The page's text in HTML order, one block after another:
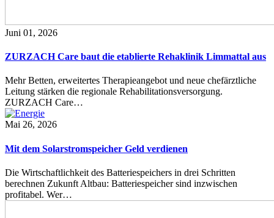
Juni 01, 2026
ZURZACH Care baut die etablierte Rehaklinik Limmattal aus
Mehr Betten, erweitertes Therapieangebot und neue chefärztliche
Leitung stärken die regionale Rehabilitationsversorgung.
ZURZACH Care…
Mai 26, 2026
Mit dem Solarstromspeicher Geld verdienen
Die Wirtschaftlichkeit des Batteriespeichers in drei Schritten
berechnen Zukunft Altbau: Batteriespeicher sind inzwischen
profitabel. Wer…